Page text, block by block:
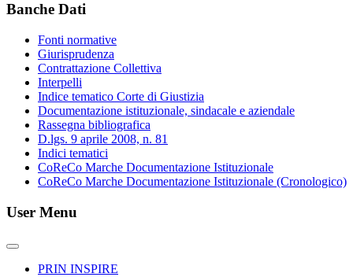
Banche Dati
Fonti normative
Giurisprudenza
Contrattazione Collettiva
Interpelli
Indice tematico Corte di Giustizia
Documentazione istituzionale, sindacale e aziendale
Rassegna bibliografica
D.lgs. 9 aprile 2008, n. 81
Indici tematici
CoReCo Marche Documentazione Istituzionale
CoReCo Marche Documentazione Istituzionale (Cronologico)
User Menu
PRIN INSPIRE